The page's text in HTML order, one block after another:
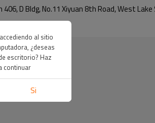
406, D Bldg, No.11 Xiyuan 8th Road, West
al sitio
¿deseas
escritorio? Haz
continuar
Si